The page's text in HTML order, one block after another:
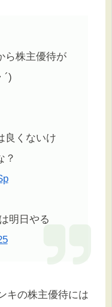
ら株主優待が
´)
良くないけ
？
明日やる
キの株主優待には